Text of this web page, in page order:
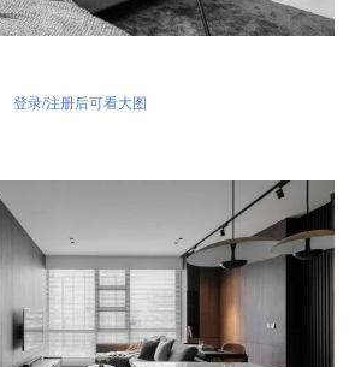
登录/注册后可看大图